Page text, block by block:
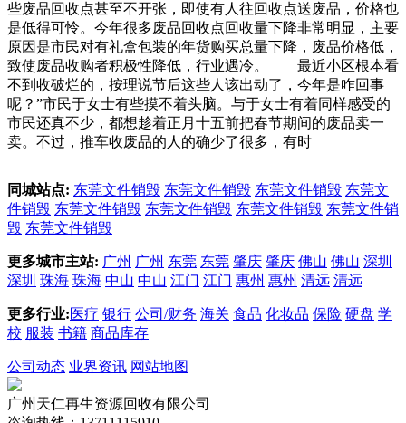
些废品回收点甚至不开张，即使有人往回收点送废品，价格也
是低得可怜。今年很多废品回收点回收量下降非常明显，主要
原因是市民对有礼盒包装的年货购买总量下降，废品价格低，
致使废品收购者积极性降低，行业遇冷。 最近小区根本看
不到收破烂的，按理说节后这些人该出动了，今年是咋回事
呢？”市民于女士有些摸不着头脑。与于女士有着同样感受的
市民还真不少，都想趁着正月十五前把春节期间的废品卖一
卖。不过，推车收废品的人的确少了很多，有时
同城站点: 东莞文件销毁 东莞文件销毁 东莞文件销毁 东莞文
件销毁 东莞文件销毁 东莞文件销毁 东莞文件销毁 东莞文件销
毁 东莞文件销毁
更多城市主站: 广州 广州 东莞 东莞 肇庆 肇庆 佛山 佛山 深圳
深圳 珠海 珠海 中山 中山 江门 江门 惠州 惠州 清远 清远
更多行业: 医疗 银行 公司/财务 海关 食品 化妆品 保险 硬盘 学
校 服装 书籍 商品库存
公司动态 业界资讯 网站地图
广州天仁再生资源回收有限公司